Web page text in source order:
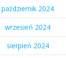
październik 2024
wrzesień 2024
sierpień 2024